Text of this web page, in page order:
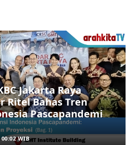
Jakarta Raya
Ritel Bahas Tren
Pascapandemi
WIB